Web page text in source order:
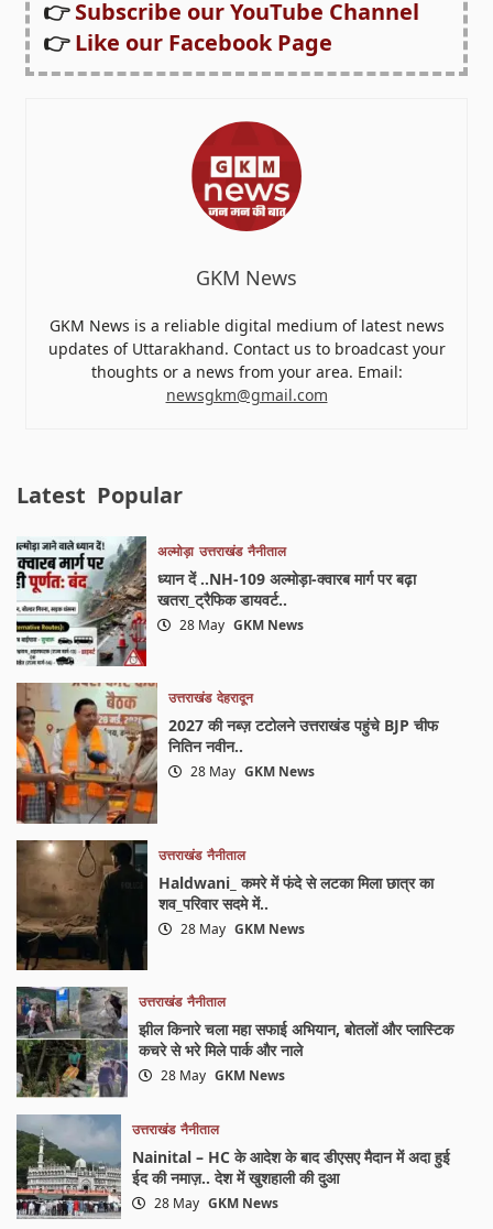
👉Subscribe our YouTube Channel
👉Like our Facebook Page
GKM News
GKM News is a reliable digital medium of latest news
updates of Uttarakhand. Contact us to broadcast your
thoughts or a news from your area. Email:
newsgkm@gmail.com
Latest Popular
अल्मोड़ा उत्तराखंड नैनीताल
ध्यान दें ..NH-109 अल्मोड़ा-क्वारब मार्ग पर बढ़ा
खतरा_ट्रैफिक डायवर्ट..
28 May GKM News
उत्तराखंड देहरादून
2027 की नब्ज़ टटोलने उत्तराखंड पहुंचे BJP चीफ
नितिन नवीन..
28 May GKM News
उत्तराखंड नैनीताल
Haldwani_ कमरे में फंदे से लटका मिला छात्र का
शव_परिवार सदमे में..
28 May GKM News
उत्तराखंड नैनीताल
झील किनारे चला महा सफाई अभियान, बोतलों और प्लास्टिक
कचरे से भरे मिले पार्क और नाले
28 May GKM News
उत्तराखंड नैनीताल
Nainital – HC के आदेश के बाद डीएसए मैदान में अदा हुई
ईद की नमाज़.. देश में खुशहाली की दुआ
28 May GKM News